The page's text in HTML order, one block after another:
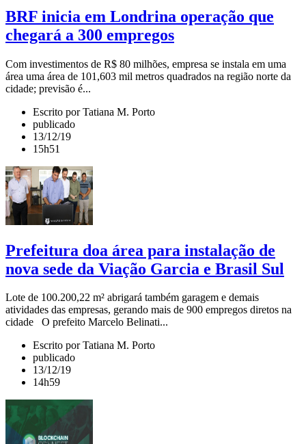
BRF inicia em Londrina operação que
chegará a 300 empregos
Com investimentos de R$ 80 milhões, empresa se instala em uma
área uma área de 101,603 mil metros quadrados na região norte da
cidade; previsão é...
Escrito por Tatiana M. Porto
publicado
13/12/19
15h51
Prefeitura doa área para instalação de
nova sede da Viação Garcia e Brasil Sul
Lote de 100.200,22 m² abrigará também garagem e demais
atividades das empresas, gerando mais de 900 empregos diretos na
cidade O prefeito Marcelo Belinati...
Escrito por Tatiana M. Porto
publicado
13/12/19
14h59